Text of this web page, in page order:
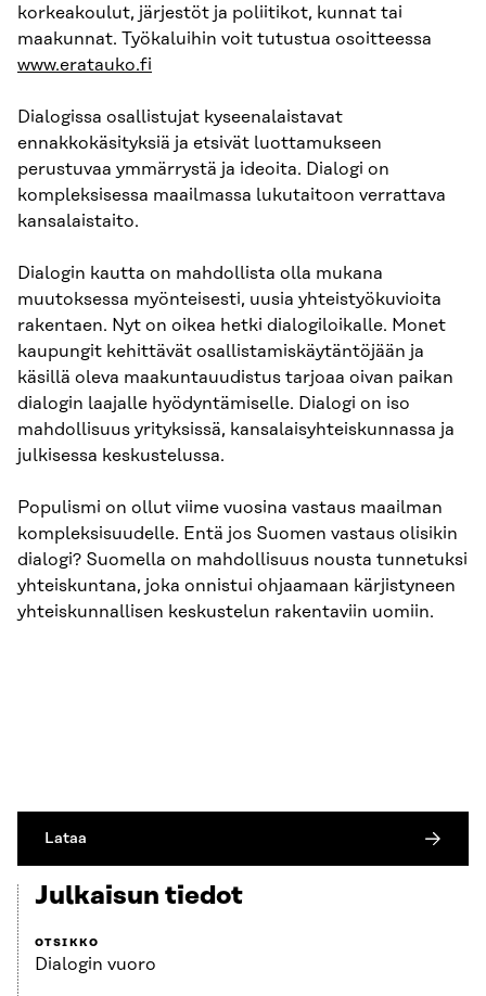
korkeakoulut, järjestöt ja poliitikot, kunnat tai
maakunnat. Työkaluihin voit tutustua osoitteessa
www.eratauko.fi
Dialogissa osallistujat kyseenalaistavat
ennakkokäsityksiä ja etsivät luottamukseen
perustuvaa ymmärrystä ja ideoita. Dialogi on
kompleksisessa maailmassa lukutaitoon verrattava
kansalaistaito.
Dialogin kautta on mahdollista olla mukana
muutoksessa myönteisesti, uusia yhteistyökuvioita
rakentaen. Nyt on oikea hetki dialogiloikalle. Monet
kaupungit kehittävät osallistamiskäytäntöjään ja
käsillä oleva maakuntauudistus tarjoaa oivan paikan
dialogin laajalle hyödyntämiselle. Dialogi on iso
mahdollisuus yrityksissä, kansalaisyhteiskunnassa ja
julkisessa keskustelussa.
Populismi on ollut viime vuosina vastaus maailman
kompleksisuudelle. Entä jos Suomen vastaus olisikin
dialogi? Suomella on mahdollisuus nousta tunnetuksi
yhteiskuntana, joka onnistui ohjaamaan kärjistyneen
yhteiskunnallisen keskustelun rakentaviin uomiin.
Lataa
Julkaisun tiedot
OTSIKKO
Dialogin vuoro